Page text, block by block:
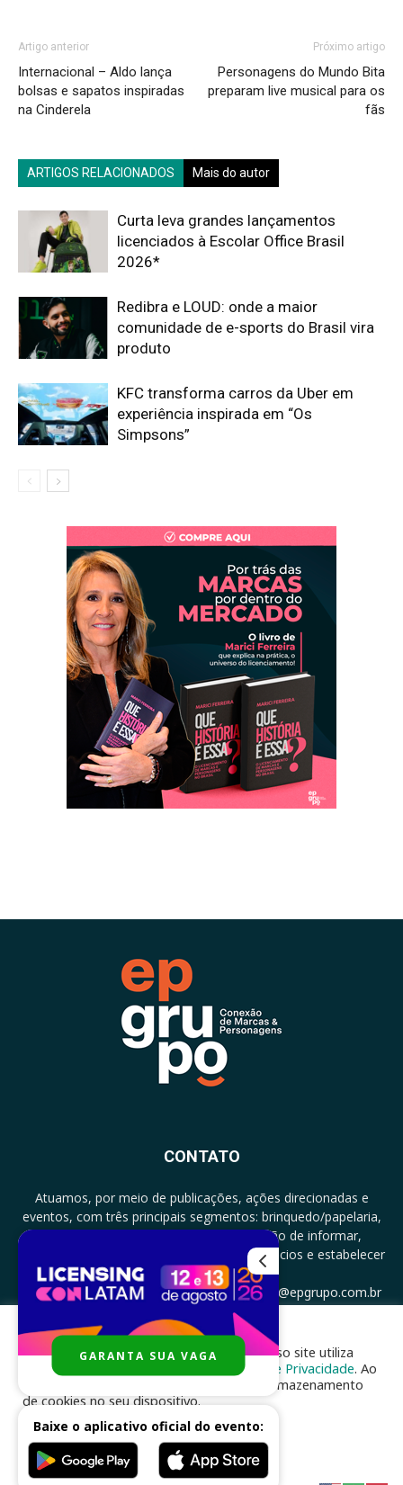
Artigo anterior
Internacional – Aldo lança
bolsas e sapatos inspiradas
na Cinderela
Próximo artigo
Personagens do Mundo Bita
preparam live musical para os
fãs
ARTIGOS RELACIONADOS Mais do autor
Curta leva grandes lançamentos
licenciados à Escolar Office Brasil
2026*
Redibra e LOUD: onde a maior
comunidade de e-sports do Brasil vira
produto
KFC transforma carros da Uber em
experiência inspirada em “Os
Simpsons”
CONTATO
Atuamos, por meio de publicações, ações direcionadas e
eventos, com três principais segmentos: brinquedo/papelaria,
licenciamento e zero a três com a missão de informar,
documentar, proporcionar encontro de negócios e estabelecer
parcerias.
CONTATO: +5511994513097 - atendimento@epgrupo.com.br
SIGA-NOS
Desenvolvido pornhsinfo.com.br
Para melhor experiência e navegação, nosso site utiliza
cookies, de acordo com a nossa
Política de Privacidade. Ao
clicar em “aceito”, você concorda com o armazenamento
de cookies no seu dispositivo.
ACEITAR
GARANTA SUA VAGA
Baixe o aplicativo oficial do evento: